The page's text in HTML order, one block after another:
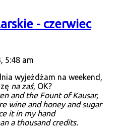
- czerwiec
5:48 am
wyjeżdżam na weekend,
na zaś, OK?
and the Fount of Kausar,
wine and honey and sugar
it in my hand
a thousand credits.